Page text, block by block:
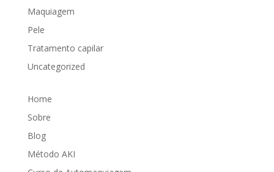
Maquiagem
Pele
Tratamento capilar
Uncategorized
Home
Sobre
Blog
Método AKI